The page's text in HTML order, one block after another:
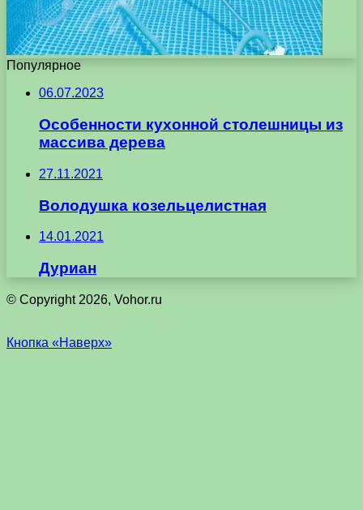
Популярное
06.07.2023
Особенности кухонной столешницы из
массива дерева
27.11.2021
Володушка козельцелистная
14.01.2021
Дуриан
© Copyright 2026, Vohor.ru
Кнопка «Наверх»